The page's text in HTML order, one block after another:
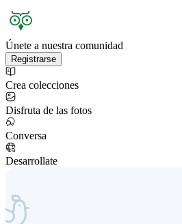
Únete a nuestra comunidad
Registrarse
Crea colecciones
Disfruta de las fotos
Conversa
Desarrollate